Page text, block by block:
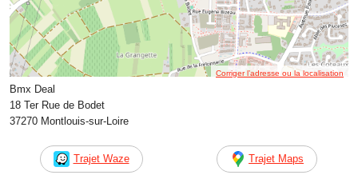
Corriger l’adresse ou la localisation
Bmx Deal
18 Ter Rue de Bodet
37270 Montlouis-sur-Loire
Trajet Waze Trajet Maps